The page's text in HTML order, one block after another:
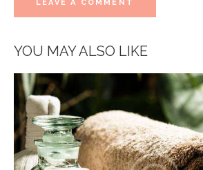
YOU MAY ALSO LIKE